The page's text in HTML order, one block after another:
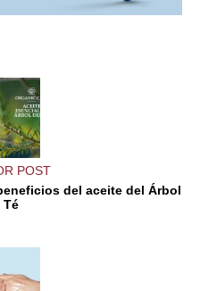
POST
del aceite del Árbol
Té